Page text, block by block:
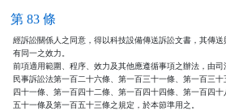
第 83 條
經訴訟關係人之同意，得以科技設備傳送訴訟文書，其傳送
有同一之效力。
前項適用範圍、程序、效力及其他應遵循事項之辦法，由司
民事訴訟法第一百二十六條、第一百三十一條、第一百三十
四十一條、第一百四十二條、第一百四十四條、第一百四十
五十一條及第一百五十三條之規定，於本節準用之。